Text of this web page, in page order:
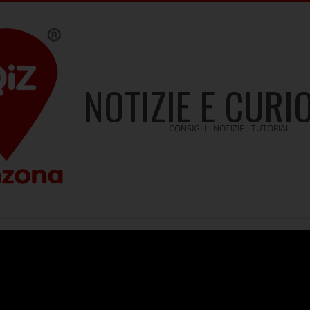
NOTIZIE ECONSIGLI - NOTIZIE - TUTORIAL